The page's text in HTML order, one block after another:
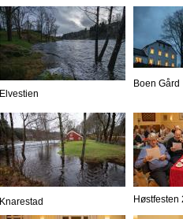
Elvestien
Boen Gård
Knarestad Høstfesten